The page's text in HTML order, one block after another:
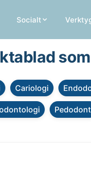
Socialt
Cariologi